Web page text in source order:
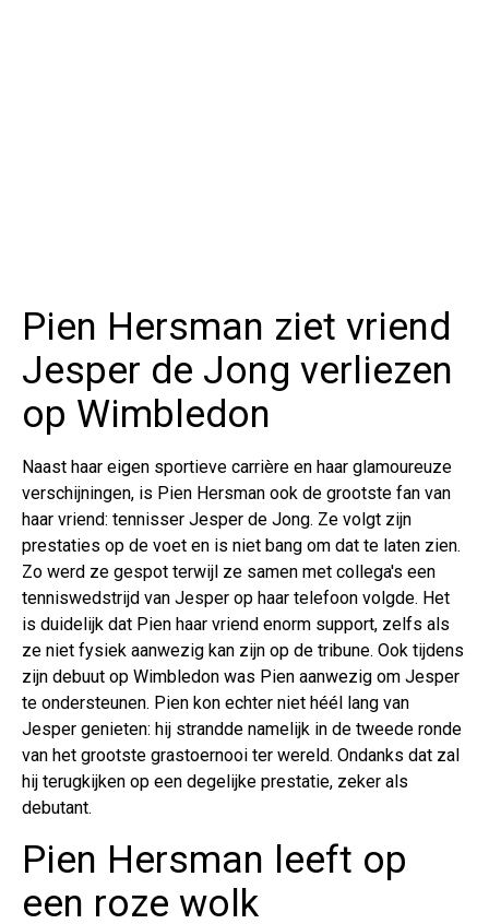
Pien Hersman ziet vriend
Jesper de Jong verliezen
op Wimbledon
Naast haar eigen sportieve carrière en haar glamoureuze
verschijningen, is Pien Hersman ook de grootste fan van
haar vriend: tennisser Jesper de Jong. Ze volgt zijn
prestaties op de voet en is niet bang om dat te laten zien.
Zo werd ze gespot terwijl ze samen met collega's een
tenniswedstrijd van Jesper op haar telefoon volgde. Het
is duidelijk dat Pien haar vriend enorm support, zelfs als
ze niet fysiek aanwezig kan zijn op de tribune. Ook tijdens
zijn debuut op Wimbledon was Pien aanwezig om Jesper
te ondersteunen. Pien kon echter niet héél lang van
Jesper genieten: hij strandde namelijk in de tweede ronde
van het grootste grastoernooi ter wereld. Ondanks dat zal
hij terugkijken op een degelijke prestatie, zeker als
debutant.
Pien Hersman leeft op
een roze wolk